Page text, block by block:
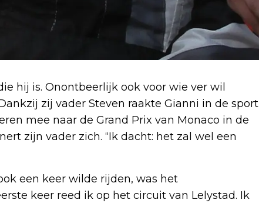
hij is. Onontbeerlijk ook voor wie ver wil
zij vader Steven raakte Gianni in de sport
mee naar de Grand Prix van Monaco in de
zijn vader zich. “Ik dacht: het zal wel een
een keer wilde rijden, was het
keer reed ik op het circuit van Lelystad. Ik